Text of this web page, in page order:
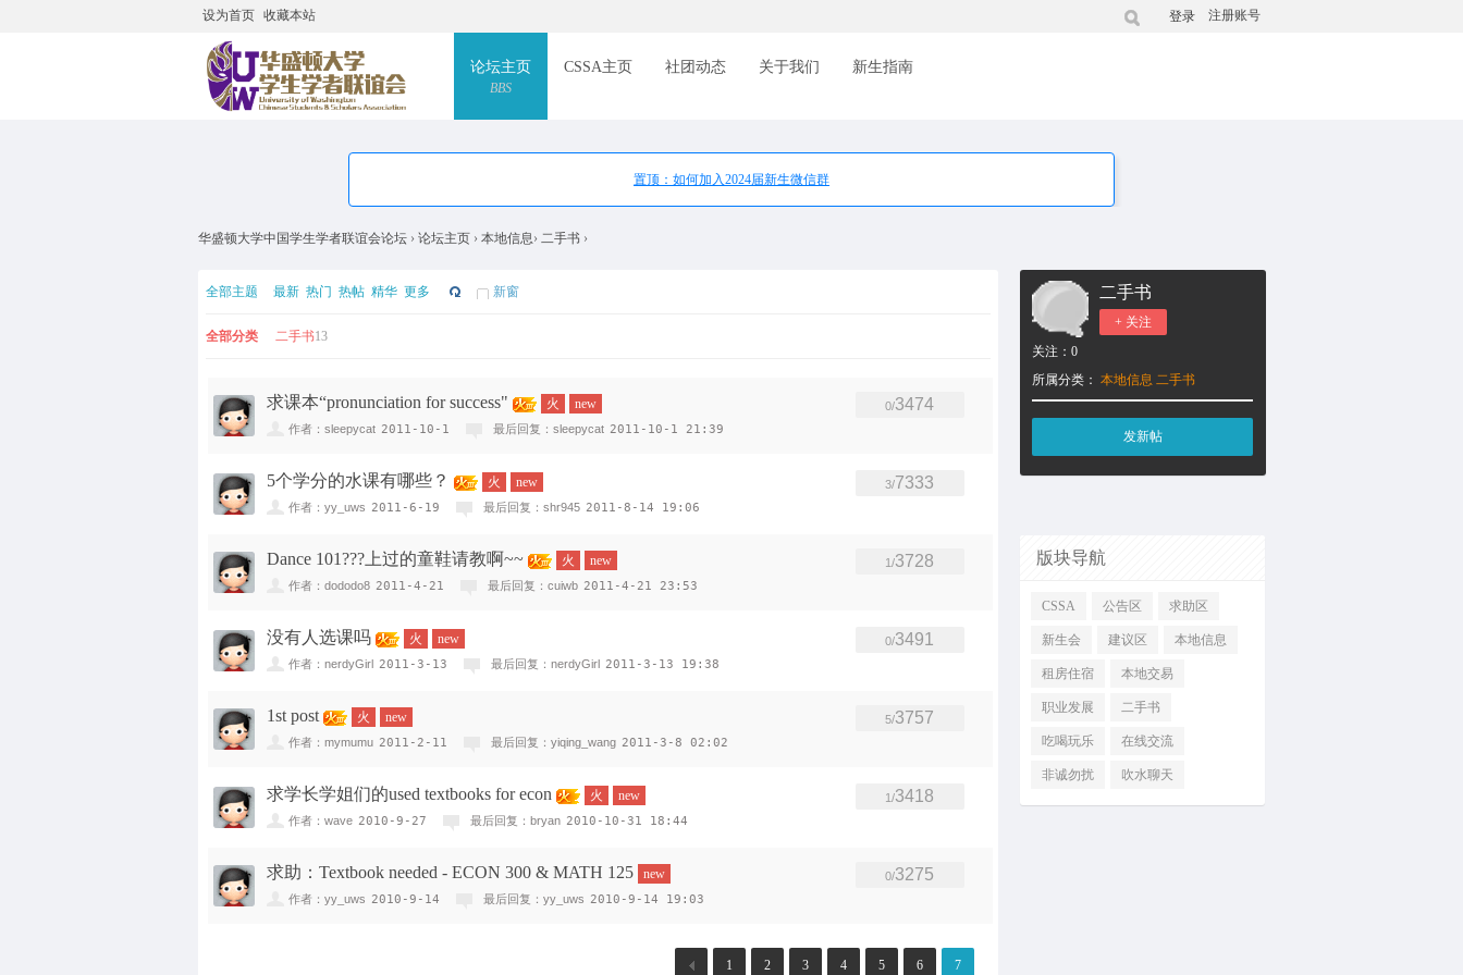
设为首页 收藏本站 注册账号
登录
论坛主页
BBS
CSSA主页 社团动态 关于我们 新生指南
置顶：如何加入2024届新生微信群
华盛顿大学中国学生学者联谊会论坛 › 论坛主页 › 本地信息› 二手书 ›
全部主题 最新 热门 热帖 精华 更多 新窗
全部分类 二手书13
求课本“pronunciation for success" 火 new
作者：sleepycat 2011-10-1 最后回复：sleepycat 2011-10-1 21:39
0/3474
5个学分的水课有哪些？ 火 new
作者：yy_uws 2011-6-19 最后回复：shr945 2011-8-14 19:06
3/7333
Dance 101???上过的童鞋请教啊~~ 火 new
作者：dododo8 2011-4-21 最后回复：cuiwb 2011-4-21 23:53
1/3728
没有人选课吗 火 new
作者：nerdyGirl 2011-3-13 最后回复：nerdyGirl 2011-3-13 19:38
0/3491
1st post 火 new
作者：mymumu 2011-2-11 最后回复：yiqing_wang 2011-3-8 02:02
5/3757
求学长学姐们的used textbooks for econ 火 new
作者：wave 2010-9-27 最后回复：bryan 2010-10-31 18:44
1/3418
求助：Textbook needed - ECON 300 & MATH 125 new
作者：yy_uws 2010-9-14 最后回复：yy_uws 2010-9-14 19:03
0/3275
1 2 3 4 5 6 7
二手书
+ 关注
关注： 0
所属分类： 本地信息 二手书
发新帖
版块导航
CSSA 公告区 求助区
新生会 建议区 本地信息
租房住宿 本地交易
职业发展 二手书
吃喝玩乐 在线交流
非诚勿扰 吹水聊天